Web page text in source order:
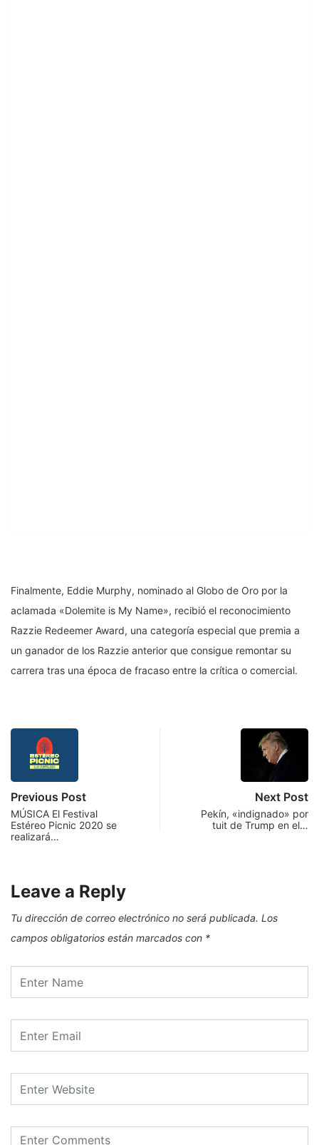
Finalmente, Eddie Murphy, nominado al Globo de Oro por la
aclamada «Dolemite is My Name», recibió el reconocimiento
Razzie Redeemer Award, una categoría especial que premia a
un ganador de los Razzie anterior que consigue remontar su
carrera tras una época de fracaso entre la crítica o comercial.
Previous Post
MÚSICA El Festival
Estéreo Picnic 2020 se
realizará…
Next Post
Pekín, «indignado» por
tuit de Trump en el…
Leave a Reply
Tu dirección de correo electrónico no será publicada. Los
campos obligatorios están marcados con *